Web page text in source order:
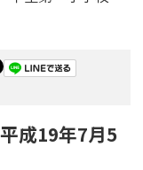
成19年7月5